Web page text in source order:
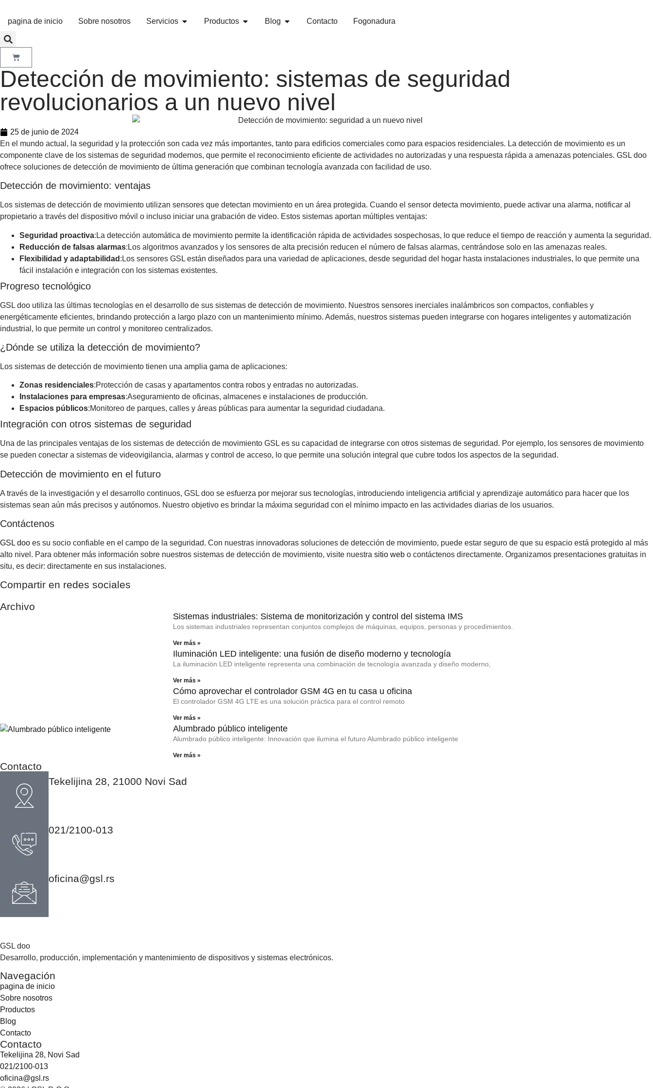
pagina de inicio Sobre nosotros Servicios Productos Blog Contacto Fogonadura
Detección de movimiento: sistemas de seguridad
revolucionarios a un nuevo nivel
25 de junio de 2024
En el mundo actual, la seguridad y la protección son cada vez más importantes, tanto para edificios comerciales como para espacios residenciales. La detección de movimiento es un
componente clave de los sistemas de seguridad modernos, que permite el reconocimiento eficiente de actividades no autorizadas y una respuesta rápida a amenazas potenciales. GSL doo
ofrece soluciones de detección de movimiento de última generación que combinan tecnología avanzada con facilidad de uso.
Detección de movimiento: ventajas
Los sistemas de detección de movimiento utilizan sensores que detectan movimiento en un área protegida. Cuando el sensor detecta movimiento, puede activar una alarma, notificar al
propietario a través del dispositivo móvil o incluso iniciar una grabación de video. Estos sistemas aportan múltiples ventajas:
Seguridad proactiva:La detección automática de movimiento permite la identificación rápida de actividades sospechosas, lo que reduce el tiempo de reacción y aumenta la seguridad.
Reducción de falsas alarmas:Los algoritmos avanzados y los sensores de alta precisión reducen el número de falsas alarmas, centrándose solo en las amenazas reales.
Flexibilidad y adaptabilidad :Los sensores GSL están diseñados para una variedad de aplicaciones, desde seguridad del hogar hasta instalaciones industriales, lo que permite una
fácil instalación e integración con los sistemas existentes.
Progreso tecnológico
GSL doo utiliza las últimas tecnologías en el desarrollo de sus sistemas de detección de movimiento. Nuestros sensores inerciales inalámbricos son compactos, confiables y
energéticamente eficientes, brindando protección a largo plazo con un mantenimiento mínimo. Además, nuestros sistemas pueden integrarse con hogares inteligentes y automatización
industrial, lo que permite un control y monitoreo centralizados.
¿Dónde se utiliza la detección de movimiento?
Los sistemas de detección de movimiento tienen una amplia gama de aplicaciones:
Zonas residenciales:Protección de casas y apartamentos contra robos y entradas no autorizadas.
Instalaciones para empresas:Aseguramiento de oficinas, almacenes e instalaciones de producción.
Espacios públicos:Monitoreo de parques, calles y áreas públicas para aumentar la seguridad ciudadana.
Integración con otros sistemas de seguridad
Una de las principales ventajas de los sistemas de detección de movimiento GSL es su capacidad de integrarse con otros sistemas de seguridad. Por ejemplo, los sensores de movimiento
se pueden conectar a sistemas de videovigilancia, alarmas y control de acceso, lo que permite una solución integral que cubre todos los aspectos de la seguridad.
Detección de movimiento en el futuro
A través de la investigación y el desarrollo continuos, GSL doo se esfuerza por mejorar sus tecnologías, introduciendo inteligencia artificial y aprendizaje automático para hacer que los
sistemas sean aún más precisos y autónomos. Nuestro objetivo es brindar la máxima seguridad con el mínimo impacto en las actividades diarias de los usuarios.
Contáctenos
GSL doo es su socio confiable en el campo de la seguridad. Con nuestras innovadoras soluciones de detección de movimiento, puede estar seguro de que su espacio está protegido al más
alto nivel. Para obtener más información sobre nuestros sistemas de detección de movimiento, visite nuestra sitio web o contáctenos directamente. Organizamos presentaciones gratuitas in
situ, es decir: directamente en sus instalaciones.
Compartir en redes sociales
Archivo
Sistemas industriales: Sistema de monitorización y control del sistema IMS
Los sistemas industriales representan conjuntos complejos de máquinas, equipos, personas y procedimientos.
Ver más »
Iluminación LED inteligente: una fusión de diseño moderno y tecnología
La iluminación LED inteligente representa una combinación de tecnología avanzada y diseño moderno,
Ver más »
Cómo aprovechar el controlador GSM 4G en tu casa u oficina
El controlador GSM 4G LTE es una solución práctica para el control remoto
Ver más »
Alumbrado público inteligente
Alumbrado público inteligente: Innovación que ilumina el futuro Alumbrado público inteligente
Ver más »
Contacto
Tekelijina 28, 21000 Novi Sad
021/2100-013
oficina@gsl.rs
GSL doo
Desarrollo, producción, implementación y mantenimiento de dispositivos y sistemas electrónicos.
Navegación
pagina de inicio
Sobre nosotros
Productos
Blog
Contacto
Contacto
Tekelijina 28, Novi Sad
021/2100-013
oficina@gsl.rs